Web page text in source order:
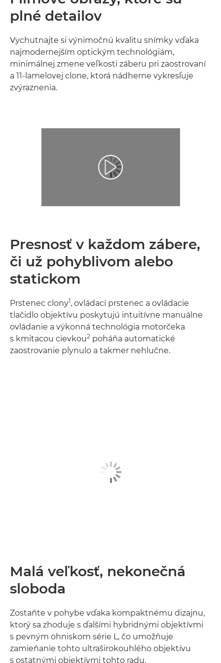
plné detailov
Vychutnajte si výnimočnú kvalitu snímky vďaka
najmodernejším optickým technológiám,
minimálnej zmene veľkosti záberu pri zaostrovaní
a 11-lamelovej clone, ktorá nádherne vykresľuje
zvýraznenia.
Presnosť v každom zábere,
či už pohyblivom alebo
statickom
Prstenec clony1, ovládací prstenec a ovládacie
tlačidlo objektívu poskytujú intuitívne manuálne
ovládanie a výkonná technológia motorčeka
s kmitacou cievkou2 poháňa automatické
zaostrovanie plynulo a takmer nehlučne.
Malá veľkosť, nekonečná
sloboda
Zostaňte v pohybe vďaka kompaktnému dizajnu,
ktorý sa zhoduje s ďalšími hybridnými objektívmi
s pevným ohniskom série L, čo umožňuje
zamieňanie tohto ultraširokouhlého objektívu
s ostatnými objektívmi tohto radu.